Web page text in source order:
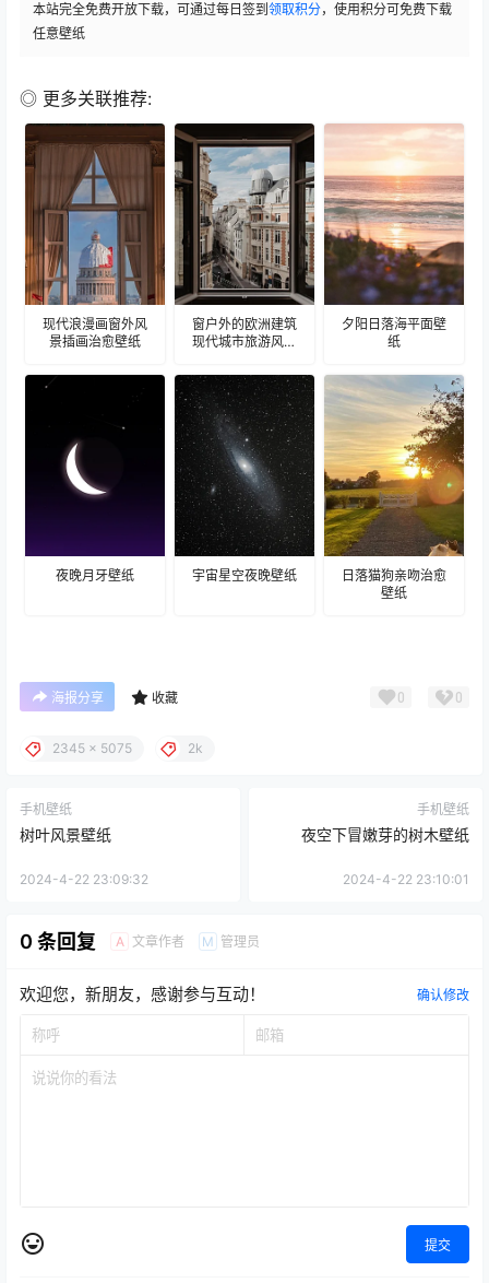
本站完全免费开放下载，可通过每日签到 领取积分，使用积分可免费下载
任意壁纸
◎ 更多关联推荐:
现代浪漫画窗外风
景插画治愈壁纸
窗户外的欧洲建筑
现代城市旅游风景
夕阳日落海平面壁
纸
夜晚月牙壁纸 宇宙星空夜晚壁纸
日落猫狗亲吻治愈
壁纸
海报分享 收藏 0 0
2345 x 5075 2k
手机壁纸
树叶风景壁纸
2024-4-22 23:09:32
手机壁纸
夜空下冒嫩芽的树木壁纸
2024-4-22 23:10:01
0 条回复 A 文章作者 M 管理员
欢迎您，新朋友，感谢参与互动！ 确认修改
提交